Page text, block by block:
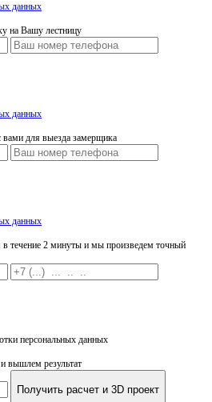
данных
на Вашу лестницу
данных
для выезда замерщика
данных
течение 2 минуты и мы произведем точный
персональных данных
вышлем результат
Получить расчет и 3D проект